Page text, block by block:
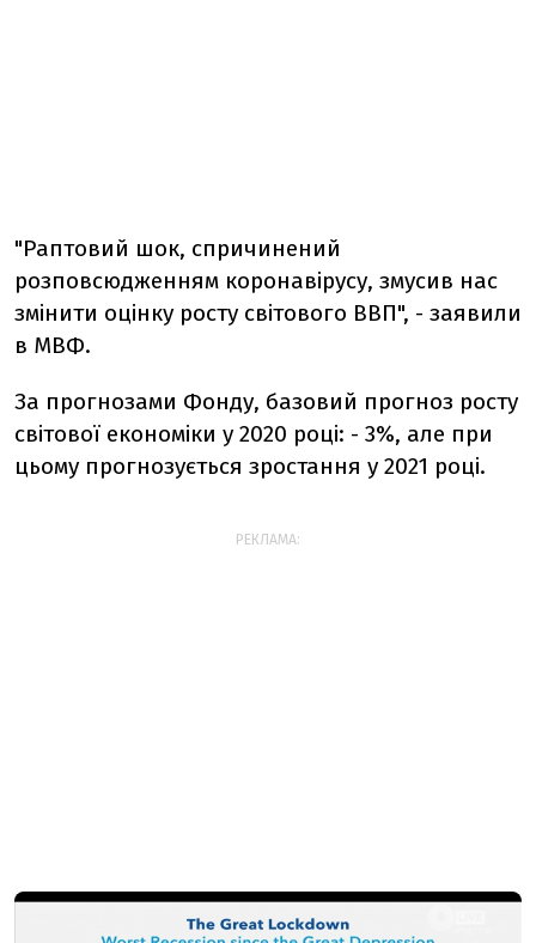
"Раптовий шок, спричинений
розповсюдженням коронавірусу, змусив нас
змінити оцінку росту світового ВВП", - заявили
в МВФ.
За прогнозами Фонду, базовий прогноз росту
світової економіки у 2020 році: - 3%, але при
цьому прогнозується зростання у 2021 році.
РЕКЛАМА: